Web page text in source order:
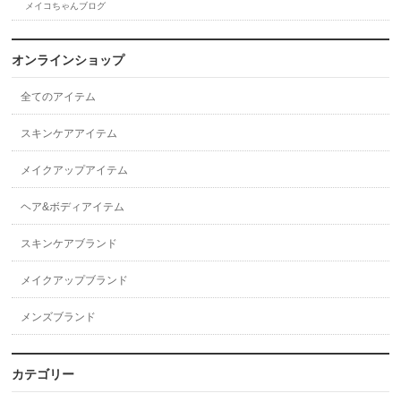
メイコちゃんブログ
オンラインショップ
全てのアイテム
スキンケアアイテム
メイクアップアイテム
ヘア&ボディアイテム
スキンケアブランド
メイクアップブランド
メンズブランド
カテゴリー